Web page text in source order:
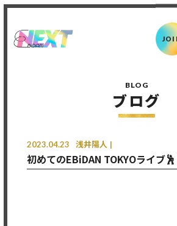
BLOG
ブログ
2023.04.23 浅井陽人
初めてのEBiDAN TOKYOライブ